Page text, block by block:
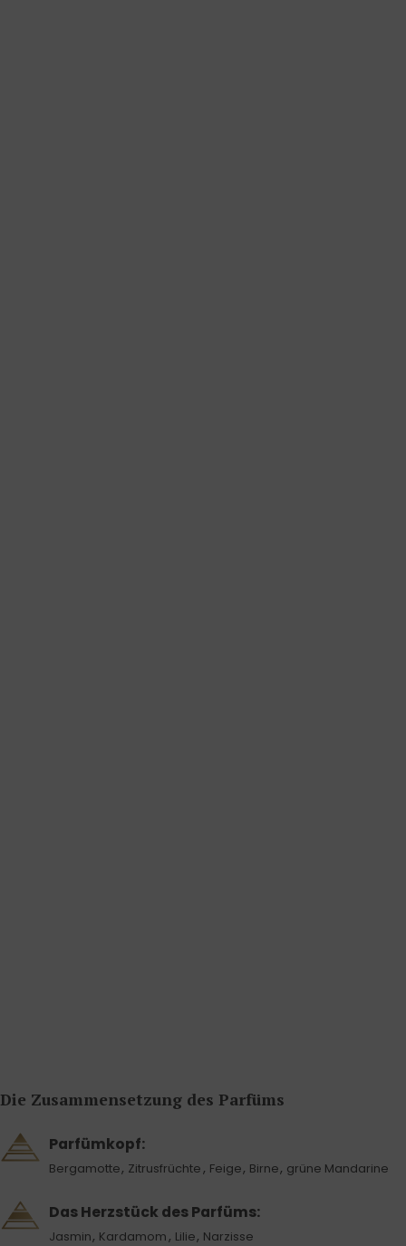
Die Zusammensetzung des Parfüms
Parfümkopf:
Bergamotte, Zitrusfrüchte , Feige, Birne, grüne Mandarine
Das Herzstück des Parfüms:
Jasmin, Kardamom , Lilie, Narzisse